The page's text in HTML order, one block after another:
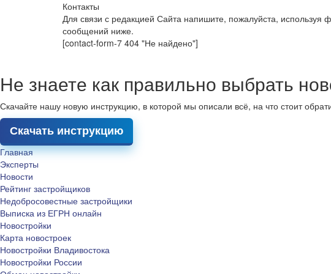
Контакты
Для связи с редакцией Сайта напишите, пожалуйста, используя
сообщений ниже.
[contact-form-7 404 "Не найдено"]
Не знаете как правильно выбрать
Скачайте нашу новую инструкцию, в которой мы описали всё, на что стоит
Скачать инструкцию
Главная
Эксперты
Новости
Рейтинг застройщиков
Недобросовестные застройщики
Выписка из ЕГРН онлайн
Новостройки
Карта новостроек
Новостройки Владивостока
Новостройки России